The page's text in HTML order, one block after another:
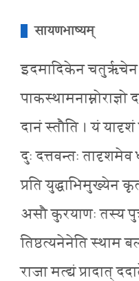
सायणभाष्यम्
इदमादिकेन चतुरृचेन
दानं स्तौति । यं
दुः दत्तवन्तः
प्रति युद्धाभिमुख्येन
असौ कुरयाणः तस्य
तिष्ठत्यनेनेति स्थाम
राजा मत्द्यं प्रादात्